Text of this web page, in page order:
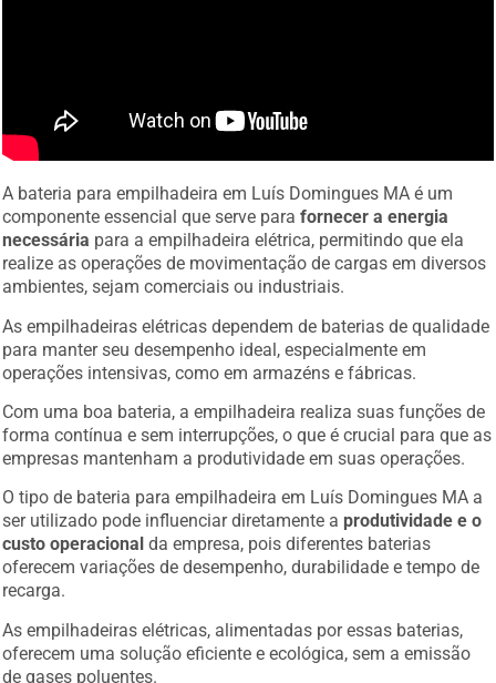
A bateria para empilhadeira em Luís Domingues MA é um
componente essencial que serve parafornecer a energia
necessária para a empilhadeira elétrica, permitindo que ela
realize as operações de movimentação de cargas em diversos
ambientes, sejam comerciais ou industriais.
As empilhadeiras elétricas dependem de baterias de qualidade
para manter seu desempenho ideal, especialmente em
operações intensivas, como em armazéns e fábricas.
Com uma boa bateria, a empilhadeira realiza suas funções de
forma contínua e sem interrupções, o que é crucial para que as
empresas mantenham a produtividade em suas operações.
O tipo de bateria para empilhadeira em Luís Domingues MA a
ser utilizado pode influenciar diretamente a produtividade e o
custo operacional da empresa, pois diferentes baterias
oferecem variações de desempenho, durabilidade e tempo de
recarga.
As empilhadeiras elétricas, alimentadas por essas baterias,
oferecem uma solução eficiente e ecológica, sem a emissão
de gases poluentes.